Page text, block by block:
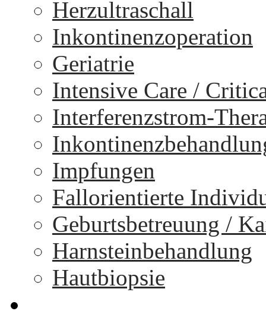
Herzultraschall
Inkontinenzoperation
Geriatrie
Intensive Care /
Interferenzstrom-
Impfungen
Fallorientierte
Geburtsbetreuung /
Harnsteinbehandlung
Hautbiopsie